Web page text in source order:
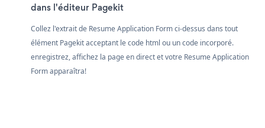
dans l'éditeur Pagekit
Collez l'extrait de Resume Application Form ci-dessus dans tout
élément Pagekit acceptant le code html ou un code incorporé.
enregistrez, affichez la page en direct et votre Resume Application
Form apparaîtra!